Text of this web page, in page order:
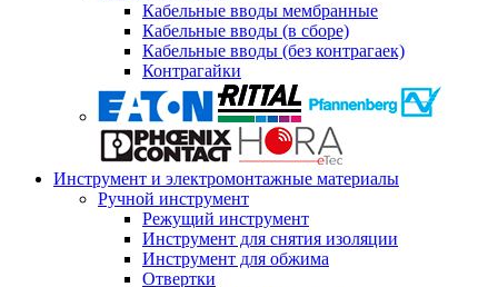
Кабельные вводы мембранные
Кабельные вводы (в сборе)
Кабельные вводы (без контрагаек)
Контрагайки
Инструмент и электромонтажные материалы
Ручной инструмент
Режущий инструмент
Инструмент для снятия изоляции
Инструмент для обжима
Отвертки